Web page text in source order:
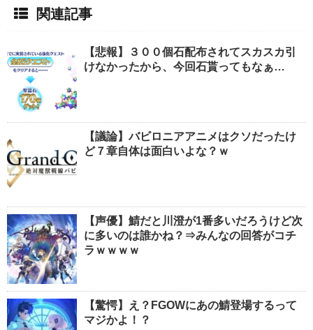
関連記事
【悲報】３００個石配布されてスカスカ引
けなかったから、今回石貰ってもなぁ…
【議論】バビロニアアニメはクソだったけ
ど７章自体は面白いよな？ｗ
【声優】鯖だと川澄が1番多いだろうけど次
に多いのは誰かね？⇒みんなの回答がコチ
ラｗｗｗｗ
【驚愕】え？FGOWにあの鯖登場するって
マジかよ！？